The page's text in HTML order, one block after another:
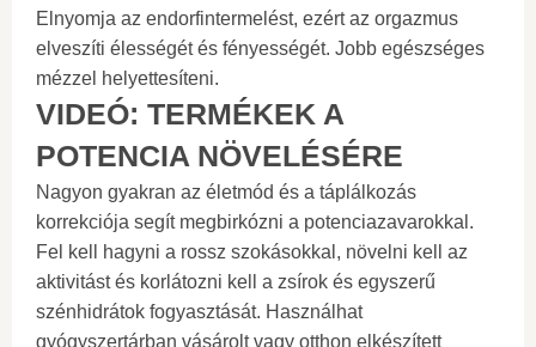
Elnyomja az endorfintermelést, ezért az orgazmus
elveszíti élességét és fényességét. Jobb egészséges
mézzel helyettesíteni.
VIDEÓ: TERMÉKEK A
POTENCIA NÖVELÉSÉRE
Nagyon gyakran az életmód és a táplálkozás
korrekciója segít megbirkózni a potenciazavarokkal.
Fel kell hagyni a rossz szokásokkal, növelni kell az
aktivitást és korlátozni kell a zsírok és egyszerű
szénhidrátok fogyasztását. Használhat
gyógyszertárban vásárolt vagy otthon elkészített